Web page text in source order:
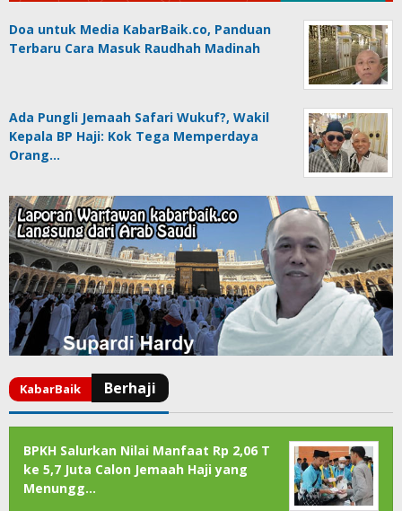
Doa untuk Media KabarBaik.co, Panduan
Terbaru Cara Masuk Raudhah Madinah
Ada Pungli Jemaah Safari Wukuf?, Wakil
Kepala BP Haji: Kok Tega Memperdaya
Orang…
BPKH Salurkan Nilai Manfaat Rp 2,06 T
ke 5,7 Juta Calon Jemaah Haji yang
Menungg…